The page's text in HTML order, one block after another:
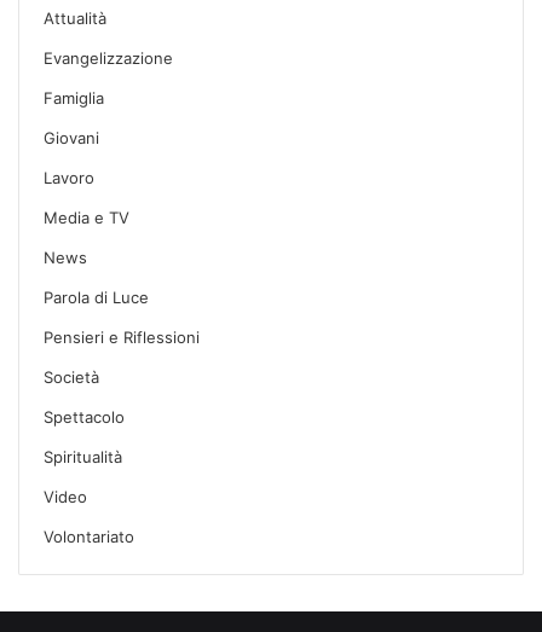
Attualità
Evangelizzazione
Famiglia
Giovani
Lavoro
Media e TV
News
Parola di Luce
Pensieri e Riflessioni
Società
Spettacolo
Spiritualità
Video
Volontariato